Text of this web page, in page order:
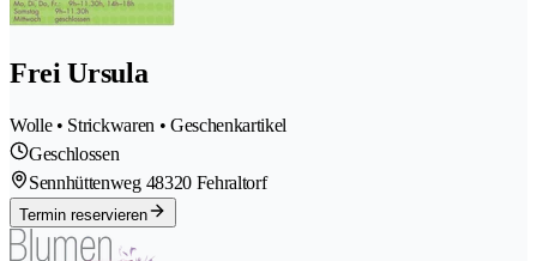
Frei Ursula
Wolle • Strickwaren • Geschenkartikel
Geschlossen
Sennhüttenweg 48320 Fehraltorf
Termin reservieren